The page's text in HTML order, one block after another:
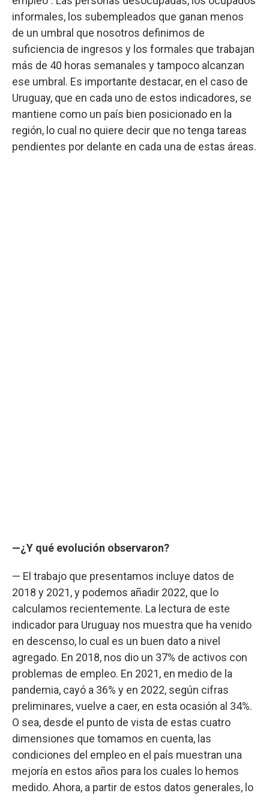
informales, los subempleados que ganan menos
de un umbral que nosotros definimos de
suficiencia de ingresos y los formales que trabajan
más de 40 horas semanales y tampoco alcanzan
ese umbral. Es importante destacar, en el caso de
Uruguay, que en cada uno de estos indicadores, se
mantiene como un país bien posicionado en la
región, lo cual no quiere decir que no tenga tareas
pendientes por delante en cada una de estas áreas.
—¿Y qué evolución observaron?
— El trabajo que presentamos incluye datos de
2018 y 2021, y podemos añadir 2022, que lo
calculamos recientemente. La lectura de este
indicador para Uruguay nos muestra que ha venido
en descenso, lo cual es un buen dato a nivel
agregado. En 2018, nos dio un 37% de activos con
problemas de empleo. En 2021, en medio de la
pandemia, cayó a 36% y en 2022, según cifras
preliminares, vuelve a caer, en esta ocasión al 34%.
O sea, desde el punto de vista de estas cuatro
dimensiones que tomamos en cuenta, las
condiciones del empleo en el país muestran una
mejoría en estos años para los cuales lo hemos
medido. Ahora, a partir de estos datos generales, lo